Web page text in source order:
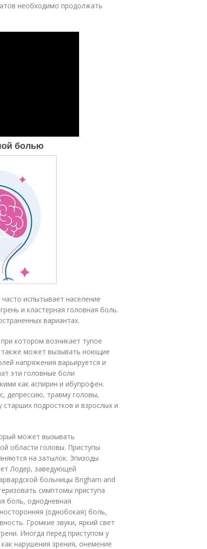
необходимо продолжать
болью
испытывает население
и кластерная головная боль.
вариантах.
котором возникает тупое
может вызывать ноющие
напряжения варьируется и
эти головные боли
как аспирин и ибупрофен.
депрессию, травму головы,
старших подростков и взрослых и
может вызывать
области головы. Приступы
на затылок. Эпизоды
Лодер, заведующей
больницы Brigham and
симптомы приступа
боль, однодневная
(однобокая) боль,
Громкие звуки, яркий свет
Иногда перед приступом у
нарушения зрения, онемение